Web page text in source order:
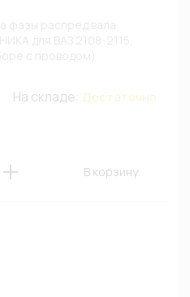
На складе: Достаточно
В корзину